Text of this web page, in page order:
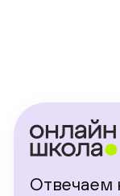
Отвечаем